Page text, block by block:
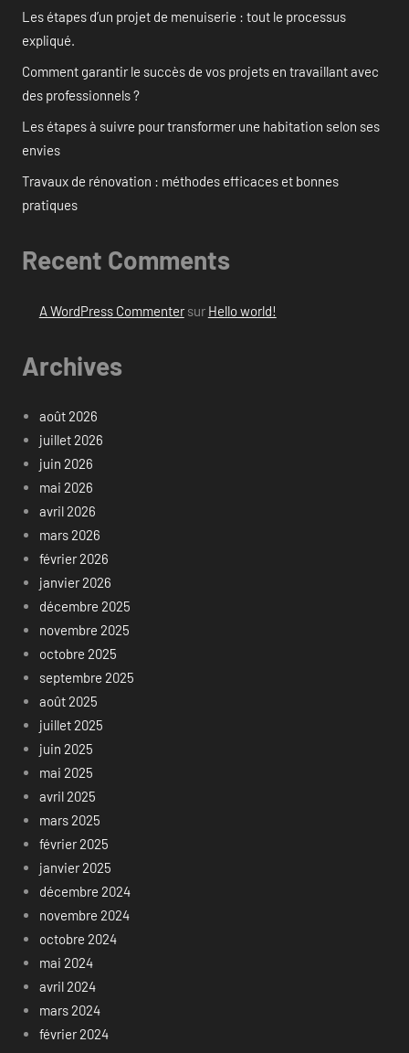
Les étapes d’un projet de menuiserie : tout le processus
expliqué.
Comment garantir le succès de vos projets en travaillant avec
des professionnels ?
Les étapes à suivre pour transformer une habitation selon ses
envies
Travaux de rénovation : méthodes efficaces et bonnes
pratiques
Recent Comments
A WordPress Commentersur Hello world!
Archives
août 2026
juillet 2026
juin 2026
mai 2026
avril 2026
mars 2026
février 2026
janvier 2026
décembre 2025
novembre 2025
octobre 2025
septembre 2025
août 2025
juillet 2025
juin 2025
mai 2025
avril 2025
mars 2025
février 2025
janvier 2025
décembre 2024
novembre 2024
octobre 2024
mai 2024
avril 2024
mars 2024
février 2024